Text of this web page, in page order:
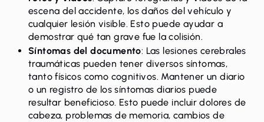
escena del accidente, los daños del vehículo y
cualquier lesión visible. Esto puede ayudar a
demostrar qué tan grave fue la colisión.
Síntomas del documento: Las lesiones cerebrales
traumáticas pueden tener diversos síntomas,
tanto físicos como cognitivos. Mantener un diario
o un registro de los síntomas diarios puede
resultar beneficioso. Esto puede incluir dolores de
cabeza, problemas de memoria, cambios de